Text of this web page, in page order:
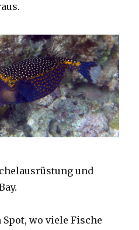
und
wo viele Fische